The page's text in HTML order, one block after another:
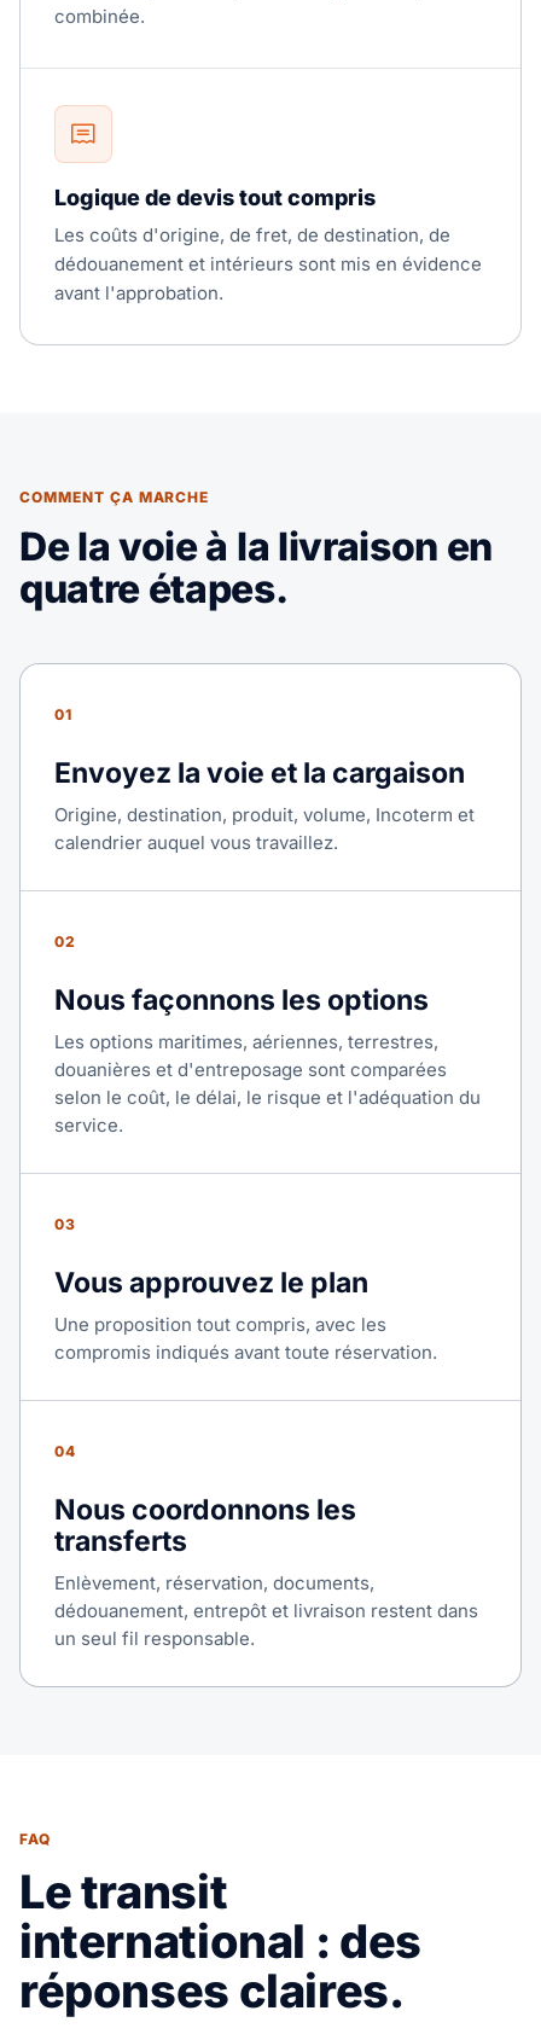
combinée.
Logique de devis tout compris
Les coûts d'origine, de fret, de destination, de
dédouanement et intérieurs sont mis en évidence
avant l'approbation.
COMMENT ÇA MARCHE
De la voie à la livraison en
quatre étapes.
01
Envoyez la voie et la cargaison
Origine, destination, produit, volume, Incoterm et
calendrier auquel vous travaillez.
02
Nous façonnons les options
Les options maritimes, aériennes, terrestres,
douanières et d'entreposage sont comparées
selon le coût, le délai, le risque et l'adéquation du
service.
03
Vous approuvez le plan
Une proposition tout compris, avec les
compromis indiqués avant toute réservation.
04
Nous coordonnons les
transferts
Enlèvement, réservation, documents,
dédouanement, entrepôt et livraison restent dans
un seul fil responsable.
FAQ
Le transit
international : des
réponses claires.